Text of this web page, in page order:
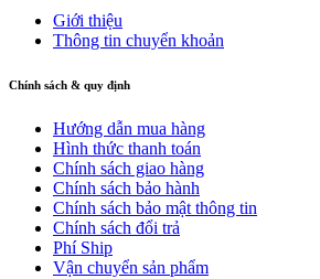
Giới thiệu
Thông tin chuyển khoản
Chính sách & quy định
Hướng dẫn mua hàng
Hình thức thanh toán
Chính sách giao hàng
Chính sách bảo hành
Chính sách bảo mật thông tin
Chính sách đổi trả
Phí Ship
Vận chuyển sản phẩm